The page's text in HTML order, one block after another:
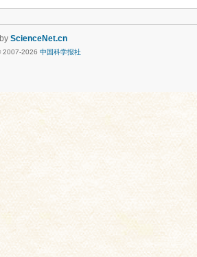
ScienceNet.cn
2007-2026 中国科学报社